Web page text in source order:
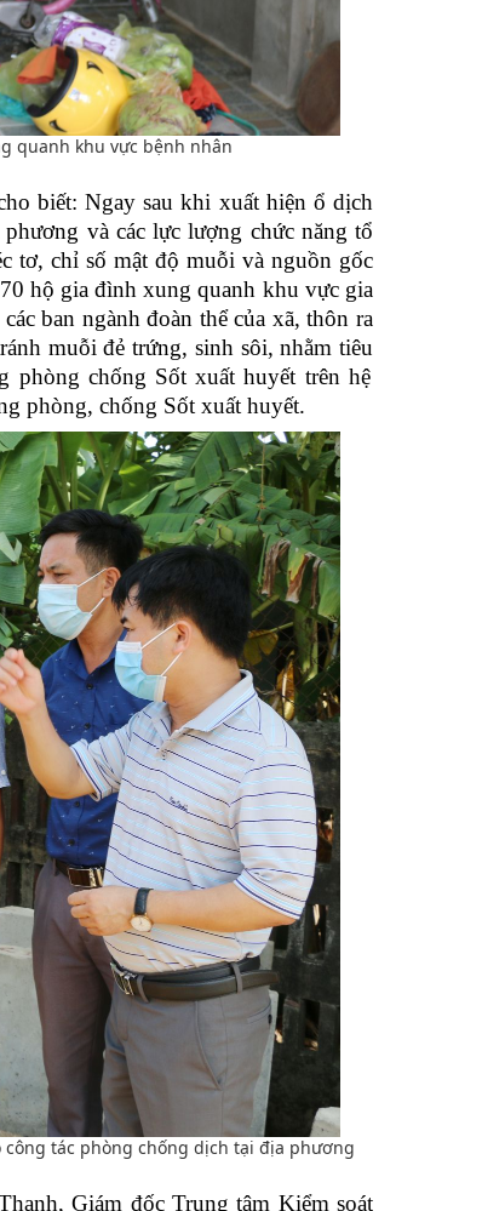
quanh khu vực bệnh nhân
biết: Ngay sau khi xuất hiện ổ dịch
và các lực lượng chức năng tổ
tơ, chỉ số mật độ muỗi và nguồn gốc
hộ gia đình xung quanh khu vực gia
ban ngành đoàn thể của xã, thôn ra
muỗi đẻ trứng, sinh sôi, nhằmtiêu
phòng chống Sốt xuất huyết trên hệ
phòng, chống Sốt xuất huyết.
công tác phòng chống dịch tại địa phương
Giám đốc Trung tâm Kiểm soát